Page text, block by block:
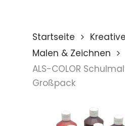
Startseite
Malen & Zeichnen
ALS-COLOR
Großpack